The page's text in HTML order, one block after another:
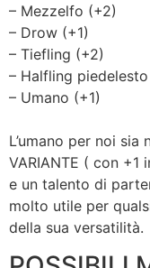
– Mezzelfo (+2)
– Drow (+1)
– Tiefling (+2)
– Halfling piedelesto
– Umano (+1)
L’umano per noi
VARIANTE ( con
e un talento di
molto utile per
della sua versatilità.